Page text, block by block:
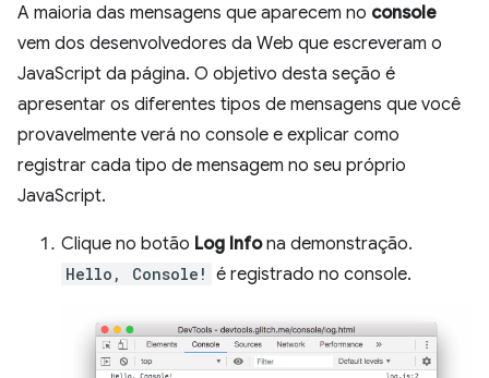
A maioria das mensagens que aparecem no console
vem dos desenvolvedores da Web que escreveram o
JavaScript da página. O objetivo desta seção é
apresentar os diferentes tipos de mensagens que você
provavelmente verá no console e explicar como
registrar cada tipo de mensagem no seu próprio
JavaScript.
Clique no botão Log Infona demonstração.
Hello, Console! é registrado no console.